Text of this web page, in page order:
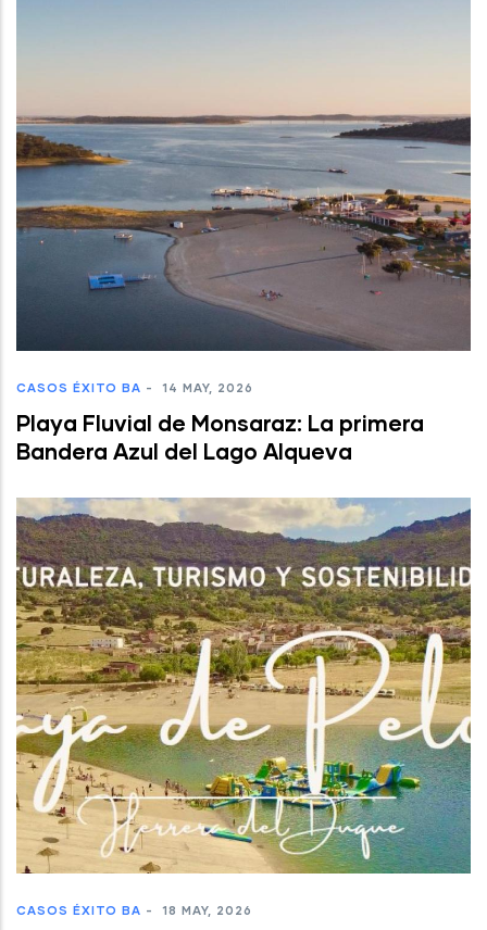
CASOS ÉXITO BA - 14 MAY, 2026
Playa Fluvial de Monsaraz: La primera
Bandera Azul del Lago Alqueva
CASOS ÉXITO BA - 18 MAY, 2026